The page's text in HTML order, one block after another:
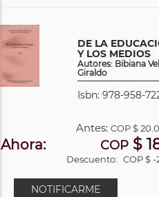
DE LA
Y LOS MEDIOS
Autores: Bibiana
Giraldo
Isbn: 978-958-
Antes: COP$
Ahora: COP$
Descuento: COP $
NOTIFICARME